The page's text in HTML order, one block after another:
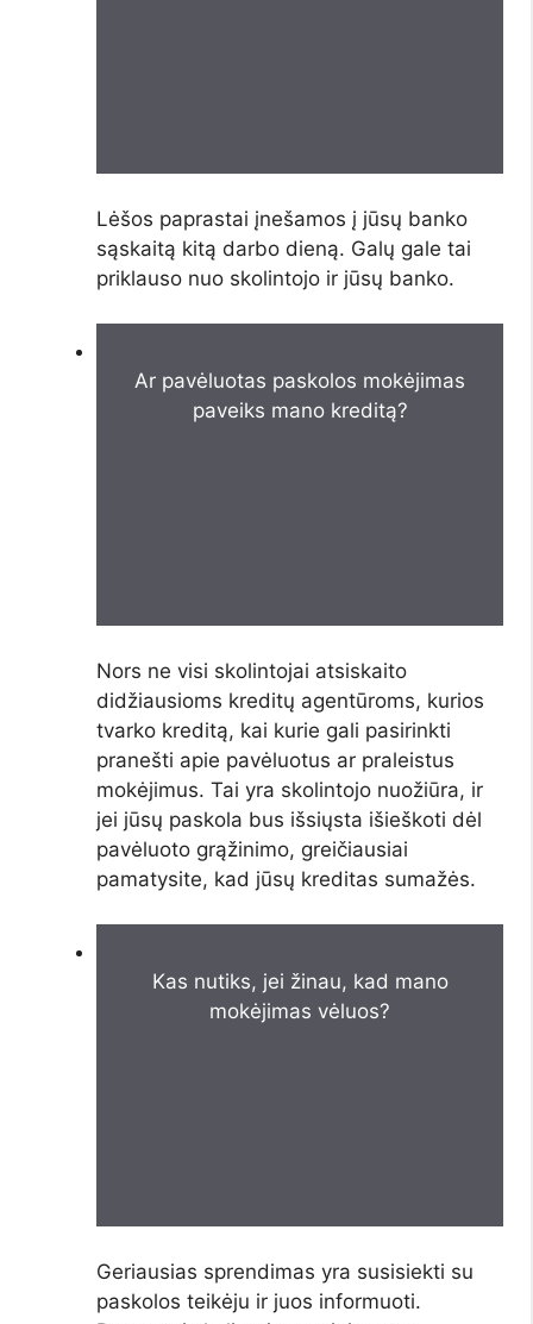
Lėšos paprastai įnešamos į jūsų banko
sąskaitą kitą darbo dieną. Galų gale tai
priklauso nuo skolintojo ir jūsų banko.
Ar pavėluotas paskolos mokėjimas
paveiks mano kreditą?
Nors ne visi skolintojai atsiskaito
didžiausioms kreditų agentūroms, kurios
tvarko kreditą, kai kurie gali pasirinkti
pranešti apie pavėluotus ar praleistus
mokėjimus. Tai yra skolintojo nuožiūra, ir
jei jūsų paskola bus išsiųsta išieškoti dėl
pavėluoto grąžinimo, greičiausiai
pamatysite, kad jūsų kreditas sumažės.
Kas nutiks, jei žinau, kad mano
mokėjimas vėluos?
Geriausias sprendimas yra susisiekti su
paskolos teikėju ir juos informuoti.